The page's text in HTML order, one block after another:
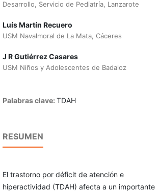
Desarrollo, Servicio de Pediatría, Lanzarote
Luís Martín Recuero
USM Navalmoral de La Mata, Cáceres
J R Gutiérrez Casares
USM Niños y Adolescentes de Badaloz
Palabras clave: TDAH
RESUMEN
El trastorno por déficit de atención e
hiperactividad (TDAH) afecta a un importante